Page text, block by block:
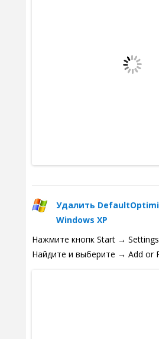
Удалить
Windows XP
Нажмите кнопк Start →
Найдите и выберите → Add or